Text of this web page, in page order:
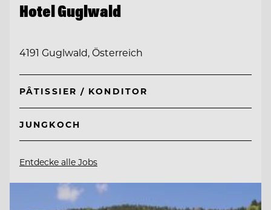
Hotel Guglwald
4191 Guglwald, Österreich
PÂTISSIER / KONDITOR
JUNGKOCH
Entdecke alle Jobs